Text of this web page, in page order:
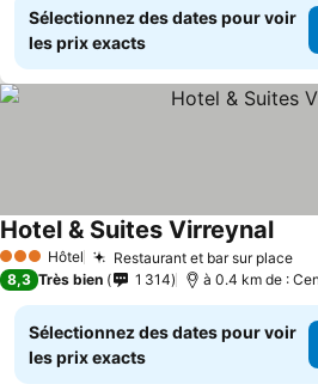
Sélectionnez des dates pour voir
les prix exacts
3 ÉtoilesHôtel Restaurant et bar sur place
Hotel & Suites Virreynal
8,3 Très bien 1 314 à 0.4 km de :
Sélectionnez des dates pour voir
les prix exacts